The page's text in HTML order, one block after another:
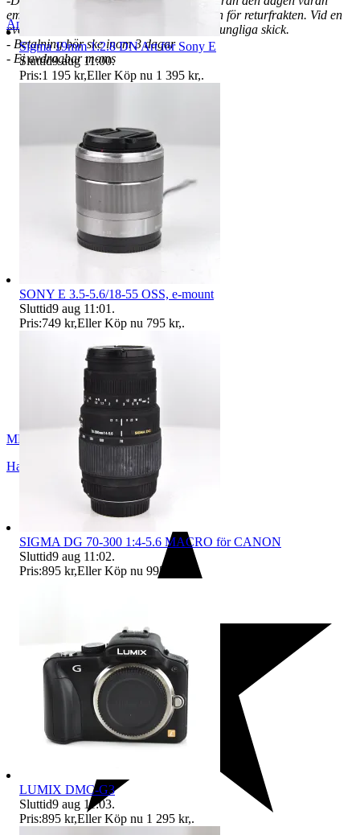
emottages. Vid eventuell retur står köparen för returfrakten. Vid en
eventuell retur skall varan vara i sitt ursprungliga skick.
- Betalning bör ske inom 3 dagar
- Ej avdragbar moms
Anmäl
MBO2018
Hallsberg
Sverige
Sigma 19mm 1:2.8 DN Art för Sony E
Sluttid9 aug 11:00.
Pris:1 195 kr,Eller Köp nu 1 395 kr,.
SONY E 3.5-5.6/18-55 OSS, e-mount
Sluttid9 aug 11:01 .
Pris:749 kr,Eller Köp nu 795 kr,.
SIGMA DG 70-300 1:4-5.6 MACRO för CANON
Sluttid9 aug 11:02.
Pris:895 kr,Eller Köp nu 995 kr
LUMIX DMC-G3
Sluttid9 aug 11:03.
Pris:895 kr,Eller Köp nu 1 295 kr,.